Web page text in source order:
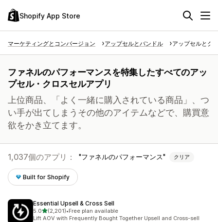
Shopify App Store
マーケティングとコンバージョン アップセルとバンドル アップセルとク
ファネルのパフォーマンスを特集したすべてのアッ
プセル・クロスセルアプリ
上位商品、「よく一緒に購入されている商品」、つ
い手が出てしまうその他のアイテムなどで、購買意
欲をかき立てます。
1,037個のアプリ： ファネルのパフォーマンス クリア
Built for Shopify
Essential Upsell & Cross Sell
5.05つ星中
(2,201)
合計レビュー数：2201件
•Free plan available
Lift AOV with Frequently Bought Together Upsell and Cross-sell